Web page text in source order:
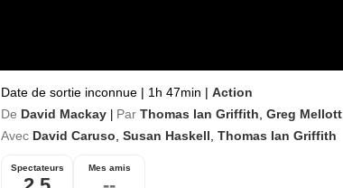
Date de sortie inconnue | 1h 47min | Action
De David Mackay | Par Thomas Ian Griffith Greg Mellott
Avec David Caruso Susan Haskell Thomas Ian Griffith
Spectateurs Mes amis